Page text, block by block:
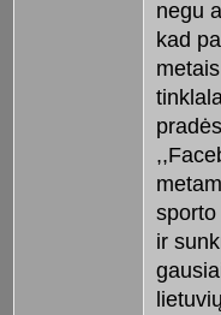
negu
kad
ir